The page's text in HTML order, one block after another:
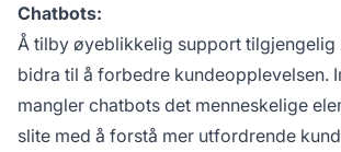
Chatbots:
Å tilby øyeblikkelig support tilgjengelig
bidra til å forbedre kundeopplevelsen.
mangler chatbots det menneskelige
slite med å forstå mer utfordrende